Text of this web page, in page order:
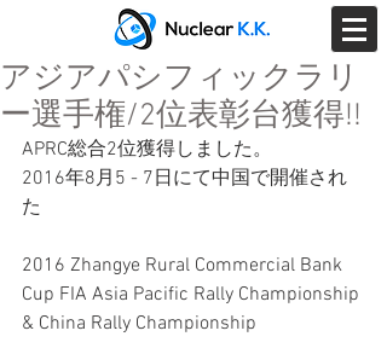
アジアパシフィックラリ
ー選手権/2位表彰台獲得!!
APRC総合2位獲得しました。
2016年8月5 - 7日にて中国で開催され
た
2016 Zhangye Rural Commercial Bank
Cup FIA Asia Pacific Rally Championship
& China Rally Championship